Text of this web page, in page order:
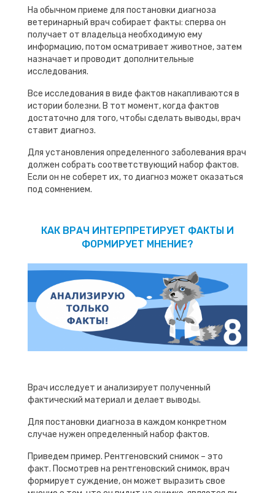
На обычном приеме для постановки диагноза
ветеринарный врач собирает факты: сперва он
получает от владельца необходимую ему
информацию, потом осматривает животное, затем
назначает и проводит дополнительные
исследования.
Все исследования в виде фактов накапливаются в
истории болезни. В тот момент, когда фактов
достаточно для того, чтобы сделать выводы, врач
ставит диагноз.
Для установления определенного заболевания врач
должен собрать соответствующий набор фактов.
Если он не соберет их, то диагноз может оказаться
под сомнением.
КАК ВРАЧ ИНТЕРПРЕТИРУЕТ ФАКТЫ И
ФОРМИРУЕТ МНЕНИЕ?
Врач исследует и анализирует полученный
фактический материал и делает выводы.
Для постановки диагноза в каждом конкретном
случае нужен определенный набор фактов.
Приведем пример. Рентгеновский снимок – это
факт. Посмотрев на рентгеновский снимок, врач
формирует суждение, он может выразить свое